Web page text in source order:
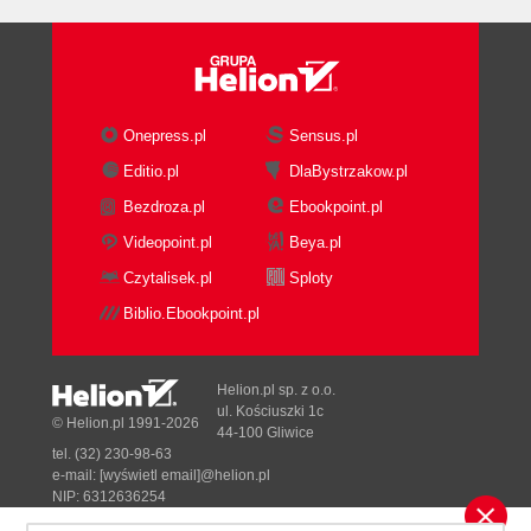
Usługi związane z audiobookami na Fiverr
Gdzie wydać swój audiobook
Sposoby zarabiania na audiobookach
Narzędzia open source oraz klonowanie głosu
Applio
XTTS
Vall-E-X
Fish Audio
Tworzenie podcastów z AI
Publikacja podcastu
Wykorzystanie AI
Tworzenie muzyki z AI
Proces tworzenia muzyki z AI
Tworzenie muzyki za pośrednictwem serwisów
Onepress.pl
Sensus.pl
Editio.pl
DlaBystrzakow.pl
Bezdroza.pl
Ebookpoint.pl
Videopoint.pl
Beya.pl
Czytalisek.pl
Sploty
Biblio.Ebookpoint.pl
© Helion.pl 1991-2026
Helion.pl sp. z o.o.
ul. Kościuszki 1c
44-100 Gliwice
tel. (32) 230-98-63
e-mail: [wyświetl email]@helion.pl
NIP: 6312636254